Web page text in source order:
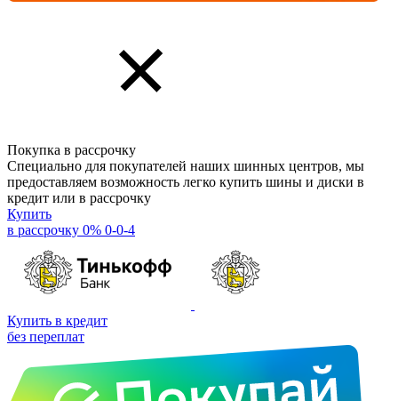
Покупка в рассрочку
Специально для покупателей наших шинных центров, мы
предоставляем возможность легко купить шины и диски в
кредит или в рассрочку
Купить
в рассрочку 0% 0-0-4
Купить в кредит
без переплат